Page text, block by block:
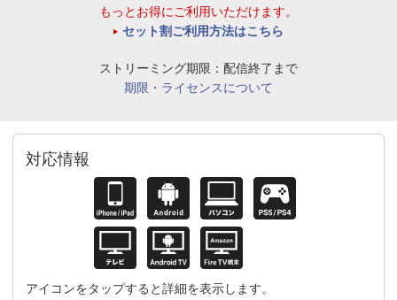
もっとお得にご利用いただけます。
セット割ご利用方法はこちら
ストリーミング期限：配信終了まで
期限・ライセンスについて
対応情報
アイコンをタップすると詳細を表示します。